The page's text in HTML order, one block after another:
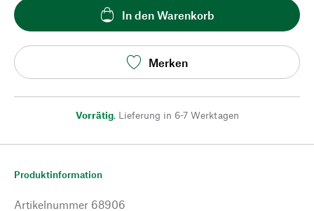
In den Warenkorb
Merken
Vorrätig, Lieferung in 6-7 Werktagen
Produktinformation
Artikelnummer 68906